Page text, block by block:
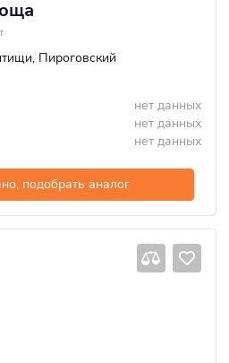
, Пироговский
нет данных
нет данных
нет данных
подобрать аналог